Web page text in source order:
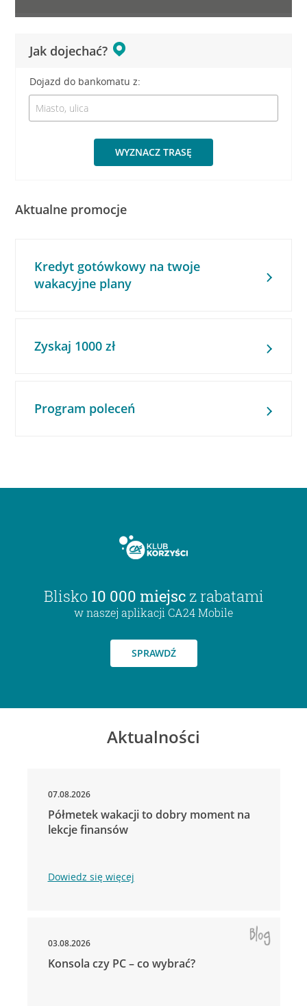
Jak dojechać?
Dojazd do bankomatu z:
WYZNACZ TRASĘ
Aktualne promocje
Kredyt gotówkowy na twoje
wakacyjne plany
Zyskaj 1000 zł
Program poleceń
Blisko 10 000 miejsc z rabatami
w naszej aplikacji CA24 Mobile
SPRAWDŹ
Aktualności
07.08.2026
Półmetek wakacji to dobry moment na
lekcje finansów
Dowiedz się więcej
03.08.2026
Konsola czy PC – co wybrać?